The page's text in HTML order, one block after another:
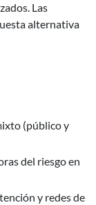
Las
alternativa
(público y
del riesgo en
y redes de